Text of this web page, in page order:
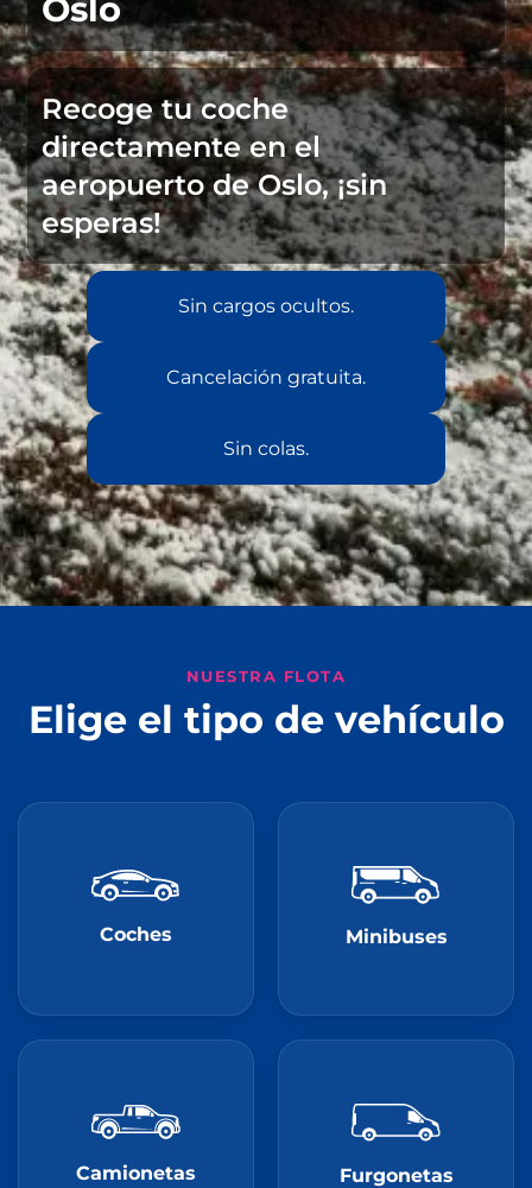
Oslo
Recoge tu coche
directamente en el
aeropuerto de Oslo, ¡sin
esperas!
Sin cargos ocultos.
Cancelación gratuita.
Sin colas.
NUESTRA FLOTA
Elige el tipo de vehículo
Coches Minibuses
Camionetas Furgonetas